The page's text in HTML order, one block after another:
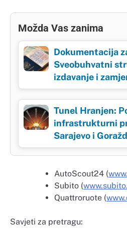
Možda Vas zanima
Dokumentacija
Sveobuhvatni
izdavanje i
Tunel Hranjen:
infrastrukturni
Sarajevo i
AutoScout24 (
Subito (
Quattroruote (
Savjeti za pretragu: